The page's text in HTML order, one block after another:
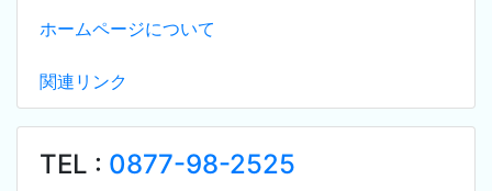
ホームページについて
関連リンク
TEL : 0877-98-2525